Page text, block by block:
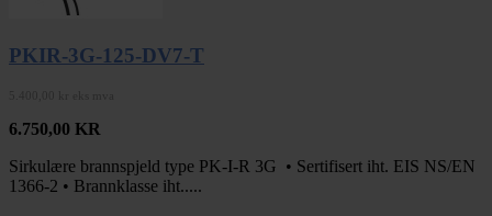
PKIR-3G-125-DV7-T
6.750,00 KR
Sirkulære brannspjeld type PK-I-R 3G • Sertifisert iht. EIS NS/EN
1366-2 • Brannklasse iht.....